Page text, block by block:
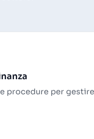
procedure per